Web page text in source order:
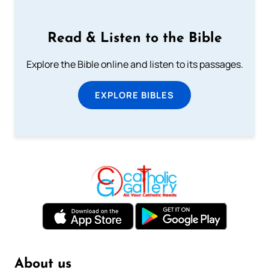
Read & Listen to the Bible
Explore the Bible online and listen to its passages.
EXPLORE BIBLES
About us